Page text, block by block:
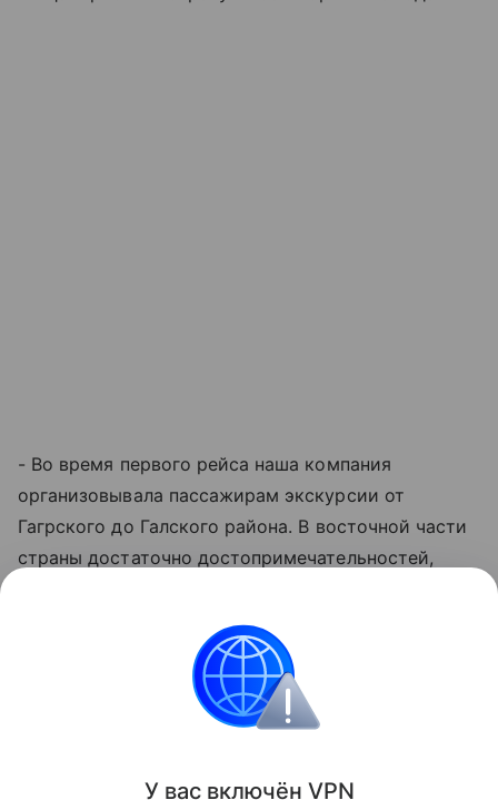
- Во время первого рейса наша компания
организовывала пассажирам экскурсии от
Гагрского до Галского района. В восточной части
страны достаточно достопримечательностей,
источников. В октябре продолжается
и можно купаться в море. Думаю, еще один
рейс можно было бы запустить зимой в
мандариновый сезон, - отметила она.
Поделиться
У вас включён VPN